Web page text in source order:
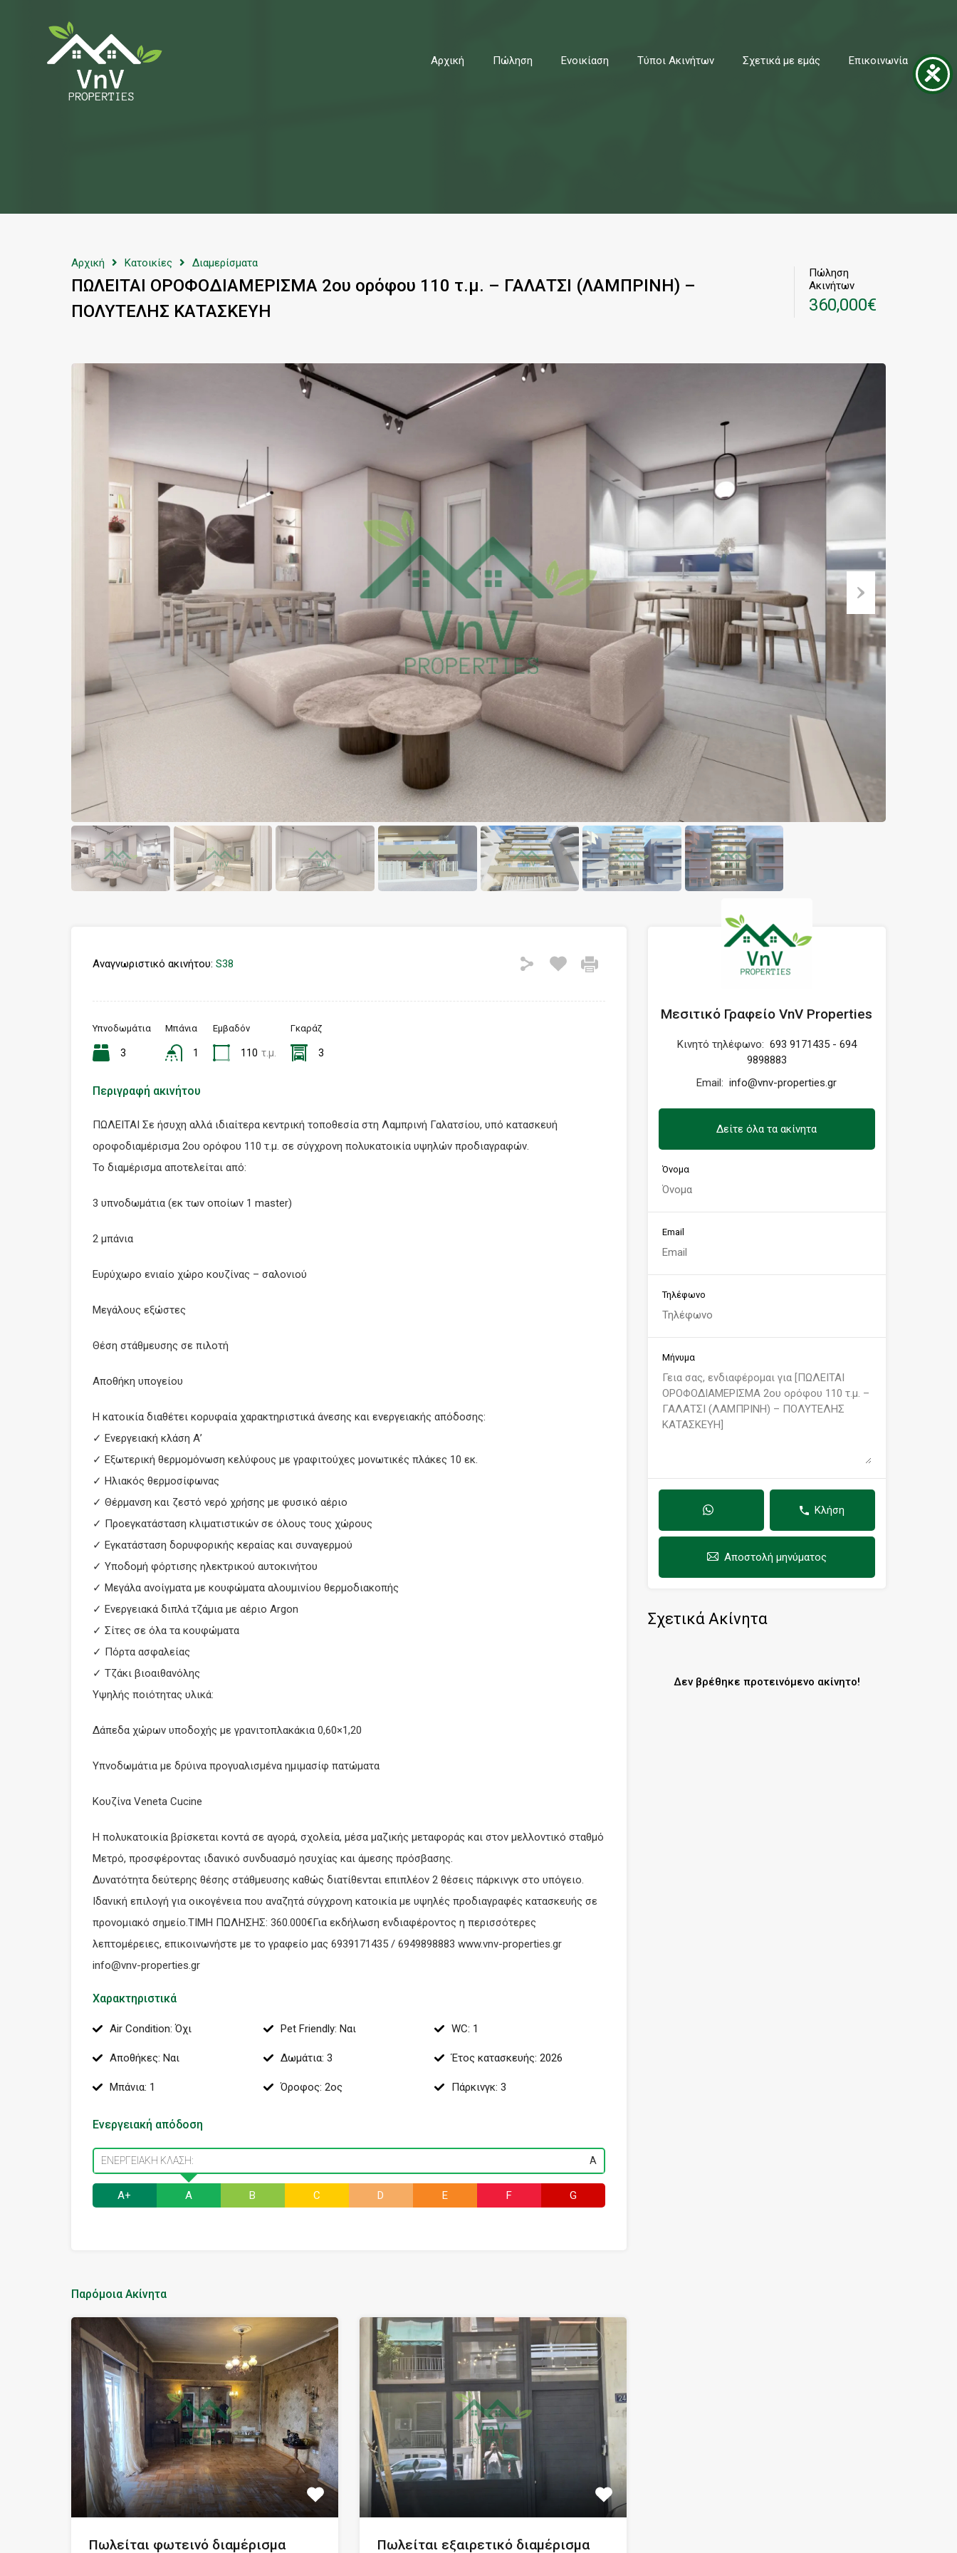
Αρχική
Πώληση Ενοικίαση Τύποι Ακινήτων Σχετικά με εμάς Επικοινωνία
Αρχική Κατοικίες Διαμερίσματα
ΠΩΛΕΙΤΑΙ ΟΡΟΦΟΔΙΑΜΕΡΙΣΜΑ 2ου ορόφου 110 τ.μ. – ΓΑΛΑΤΣΙ (ΛΑΜΠΡΙΝΗ) –
ΠΟΛΥΤΕΛΗΣ ΚΑΤΑΣΚΕΥΗ
Πώληση
Ακινήτων
360,000€
Αναγνωριστικό ακινήτου: S38
Υπνοδωμάτια
3
Μπάνια
1
Eμβαδόν
110 τ.μ.
Γκαράζ
3
Περιγραφή ακινήτου
ΠΩΛΕΙΤΑΙ Σε ήσυχη αλλά ιδιαίτερα κεντρική τοποθεσία στη Λαμπρινή Γαλατσίου, υπό κατασκευή
οροφοδιαμέρισμα 2ου ορόφου 110 τ.μ. σε σύγχρονη πολυκατοικία υψηλών προδιαγραφών.
Το διαμέρισμα αποτελείται από:
3 υπνοδωμάτια (εκ των οποίων 1 master)
2 μπάνια
Ευρύχωρο ενιαίο χώρο κουζίνας – σαλονιού
Μεγάλους εξώστες
Θέση στάθμευσης σε πιλοτή
Αποθήκη υπογείου
Η κατοικία διαθέτει κορυφαία χαρακτηριστικά άνεσης και ενεργειακής απόδοσης:
✓ Ενεργειακή κλάση Α’
✓ Εξωτερική θερμομόνωση κελύφους με γραφιτούχες μονωτικές πλάκες 10 εκ.
✓ Ηλιακός θερμοσίφωνας
✓ Θέρμανση και ζεστό νερό χρήσης με φυσικό αέριο
✓ Προεγκατάσταση κλιματιστικών σε όλους τους χώρους
✓ Εγκατάσταση δορυφορικής κεραίας και συναγερμού
✓ Υποδομή φόρτισης ηλεκτρικού αυτοκινήτου
✓ Μεγάλα ανοίγματα με κουφώματα αλουμινίου θερμοδιακοπής
✓ Ενεργειακά διπλά τζάμια με αέριο Argon
✓ Σίτες σε όλα τα κουφώματα
✓ Πόρτα ασφαλείας
✓ Τζάκι βιοαιθανόλης
Υψηλής ποιότητας υλικά:
Δάπεδα χώρων υποδοχής με γρανιτοπλακάκια 0,60×1,20
Υπνοδωμάτια με δρύινα προγυαλισμένα ημιμασίφ πατώματα
Κουζίνα Veneta Cucine
Η πολυκατοικία βρίσκεται κοντά σε αγορά, σχολεία, μέσα μαζικής μεταφοράς και στον μελλοντικό σταθμό
Μετρό, προσφέροντας ιδανικό συνδυασμό ησυχίας και άμεσης πρόσβασης.
Δυνατότητα δεύτερης θέσης στάθμευσης καθώς διατίθενται επιπλέον 2 θέσεις πάρκινγκ στο υπόγειο.
Ιδανική επιλογή για οικογένεια που αναζητά σύγχρονη κατοικία με υψηλές προδιαγραφές κατασκευής σε
προνομιακό σημείο.ΤΙΜΗ ΠΩΛΗΣΗΣ: 360.000€Για εκδήλωση ενδιαφέροντος η περισσότερες
λεπτομέρειες, επικοινωνήστε με το γραφείο μας 6939171435 / 6949898883 www.vnv-properties.gr
info@vnv-properties.gr
Χαρακτηριστικά
Air Condition: Όχι Pet Friendly: Ναι WC: 1
Αποθήκες: Ναι Δωμάτια: 3 Έτος κατασκευής: 2026
Μπάνια: 1 Όροφος: 2ος Πάρκινγκ: 3
Ενεργειακή απόδοση
ΕΝΕΡΓΕΙΑΚΉ ΚΛΆΣΗ: Α
Α+ Α B C D E F G
Παρόμοια Ακίνητα
Πωλείται φωτεινό διαμέρισμα Πωλείται εξαιρετικό διαμέρισμα
Μεσιτικό Γραφείο VnV Properties
Κινητό τηλέφωνο: 693 9171435 - 694
9898883
Email: info@vnv-properties.gr
Δείτε όλα τα ακίνητα
Όνομα
Email
Τηλέφωνο
Μήνυμα
Κλήση
Αποστολή μηνύματος
Σχετικά Ακίνητα
Δεν βρέθηκε προτεινόμενο ακίνητο!